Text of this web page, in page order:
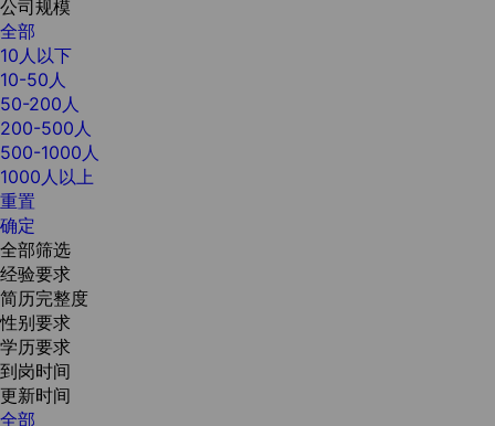
公司规模
全部
10人以下
10-50人
50-200人
200-500人
500-1000人
1000人以上
重置
确定
全部筛选
经验要求
简历完整度
性别要求
学历要求
到岗时间
更新时间
全部